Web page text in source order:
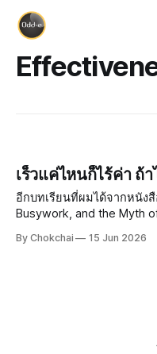
เร็วแค่ไหนก็ไร้ค่า ถ้
อีกบทเรียนที่ผมได้จากหนังสื
Busywork, and the Myth
Efficiency คืออะไร? Efficiency แปลว่า "ประสิทธิภาพ" ยก
By Chokchai 15 Jun 2026